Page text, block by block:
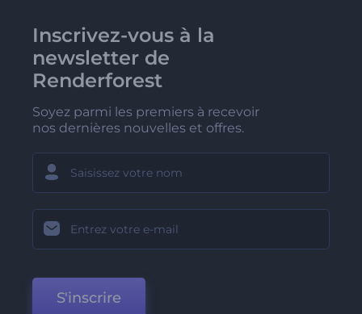
Inscrivez-vous à la
newsletter de
Renderforest
Soyez parmi les premiers à recevoir
nos dernières nouvelles et offres.
S'inscrire